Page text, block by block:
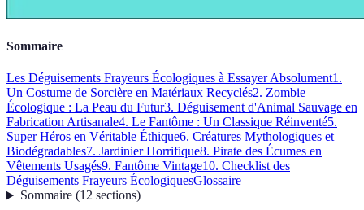
Sommaire
Les Déguisements Frayeurs Écologiques à Essayer Absolument1.
Un Costume de Sorcière en Matériaux Recyclés2. Zombie
Écologique : La Peau du Futur3. Déguisement d'Animal Sauvage en
Fabrication Artisanale4. Le Fantôme : Un Classique Réinventé5.
Super Héros en Véritable Éthique6. Créatures Mythologiques et
Biodégradables7. Jardinier Horrifique8. Pirate des Écumes en
Vêtements Usagés9. Fantôme Vintage10. Checklist des
Déguisements Frayeurs ÉcologiquesGlossaire
Sommaire(12 sections)